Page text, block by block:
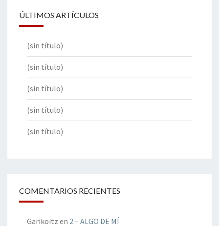
ÚLTIMOS ARTÍCULOS
(sin título)
(sin título)
(sin título)
(sin título)
(sin título)
COMENTARIOS RECIENTES
Garikoitz en 2 – ALGO DE MÍ